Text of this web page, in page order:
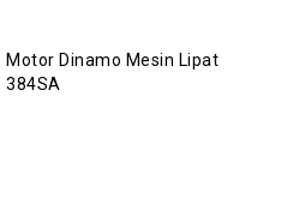
Motor Dinamo Mesin Lipat
384SA